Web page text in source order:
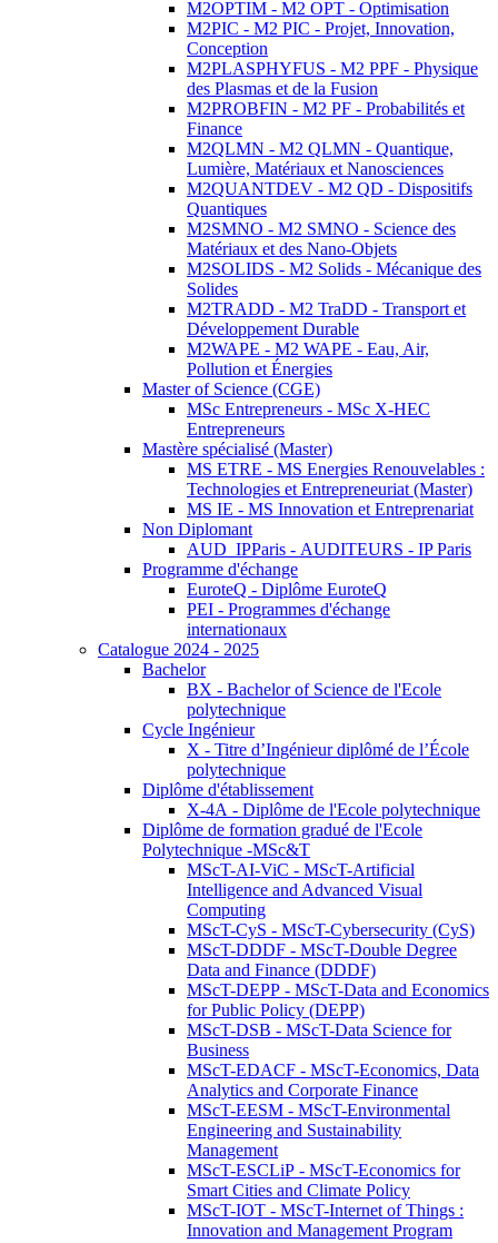
M2OPTIM - M2 OPT - Optimisation
M2PIC - M2 PIC - Projet, Innovation,
Conception
M2PLASPHYFUS - M2 PPF - Physique
des Plasmas et de la Fusion
M2PROBFIN - M2 PF - Probabilités et
Finance
M2QLMN - M2 QLMN - Quantique,
Lumière, Matériaux et Nanosciences
M2QUANTDEV - M2 QD - Dispositifs
Quantiques
M2SMNO - M2 SMNO - Science des
Matériaux et des Nano-Objets
M2SOLIDS - M2 Solids - Mécanique des
Solides
M2TRADD - M2 TraDD - Transport et
Développement Durable
M2WAPE - M2 WAPE - Eau, Air,
Pollution et Énergies
Master of Science (CGE)
MSc Entrepreneurs - MSc X-HEC
Entrepreneurs
Mastère spécialisé (Master)
MS ETRE - MS Energies Renouvelables :
Technologies et Entrepreneuriat (Master)
MS IE - MS Innovation et Entreprenariat
Non Diplomant
AUD_IPParis - AUDITEURS - IP Paris
Programme d'échange
EuroteQ - Diplôme EuroteQ
PEI - Programmes d'échange
internationaux
Catalogue 2024 - 2025
Bachelor
BX - Bachelor of Science de l'Ecole
polytechnique
Cycle Ingénieur
X - Titre d’Ingénieur diplômé de l’École
polytechnique
Diplôme d'établissement
X-4A - Diplôme de l'Ecole polytechnique
Diplôme de formation gradué de l'Ecole
Polytechnique -MSc&T
MScT-AI-ViC - MScT-Artificial
Intelligence and Advanced Visual
Computing
MScT-CyS - MScT-Cybersecurity (CyS)
MScT-DDDF - MScT-Double Degree
Data and Finance (DDDF)
MScT-DEPP - MScT-Data and Economics
for Public Policy (DEPP)
MScT-DSB - MScT-Data Science for
Business
MScT-EDACF - MScT-Economics, Data
Analytics and Corporate Finance
MScT-EESM - MScT-Environmental
Engineering and Sustainability
Management
MScT-ESCLiP - MScT-Economics for
Smart Cities and Climate Policy
MScT-IOT - MScT-Internet of Things :
Innovation and Management Program